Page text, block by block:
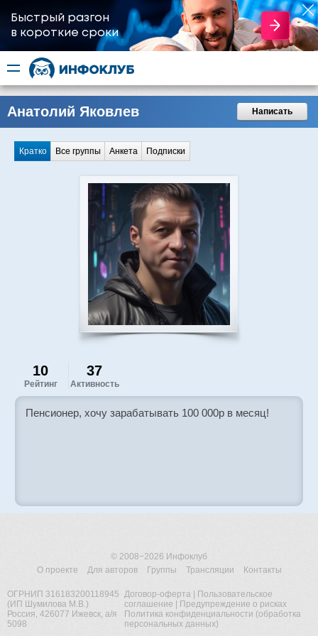
Быстрый разгон
​в короткие сроки
Анатолий Яковлев Написать
Кратко Все группы Анкета Подписки
10
Рейтинг
37
Активность
Пенсионер, хочу зарабатывать 100 000р в месяц!
© 2008−2026 Инфоклуб
О проекте
Для авторов Группы Трансляции Контакты
ОГРНИП 316183200118945
(ИП Шумилова М.В.)
Россия, 426077 Ижевск, а/я
5098
Договор-оферта|
Пользовательское
соглашение
Предупреждение о рисках
Политика конфиденциальности (обработка
персональных данных)